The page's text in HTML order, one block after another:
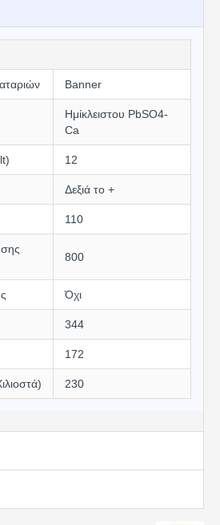
Banner
Ημίκλειστου PbSO4-
Ca
12
Δεξιά το +
110
800
Όχι
344
172
230